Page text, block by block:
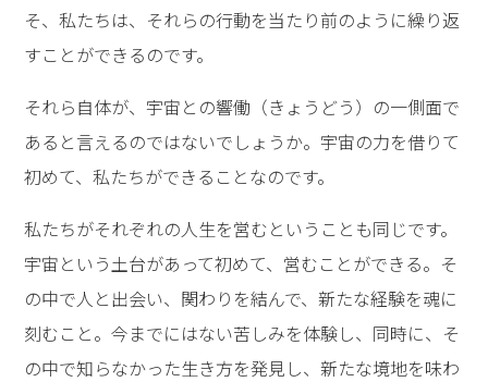
そ、私たちは、それらの行動を当たり前のように繰り返
すことができるのです。
それら自体が、宇宙との響働（きょうどう）の一側面で
あると言えるのではないでしょうか。宇宙の力を借りて
初めて、私たちができることなのです。
私たちがそれぞれの人生を営むということも同じです。
宇宙という土台があって初めて、営むことができる。そ
の中で人と出会い、関わりを結んで、新たな経験を魂に
刻むこと。今までにはない苦しみを体験し、同時に、そ
の中で知らなかった生き方を発見し、新たな境地を味わ